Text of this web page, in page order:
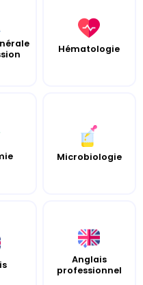
Hématologie
Microbiologie
Anglais
professionnel